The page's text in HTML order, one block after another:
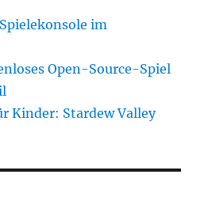
im
Open-Source-Spiel
Kinder: Stardew Valley